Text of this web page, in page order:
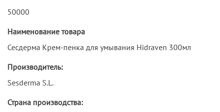
50000
Наименование товара
Сесдерма Крем-пенка для умывания Hidraven 300мл
Производитель:
Sesderma S.L.
Страна производства: